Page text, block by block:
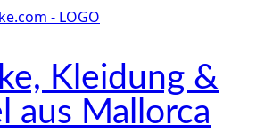
Kleidung &
aus Mallorca